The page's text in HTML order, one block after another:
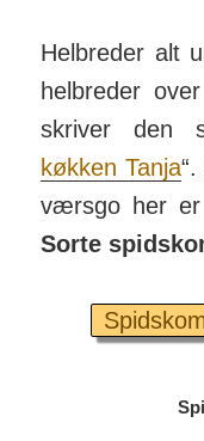
Helbreder alt
hel­breder
skriver den
køkken Tanja
værsgo her er
Sorte